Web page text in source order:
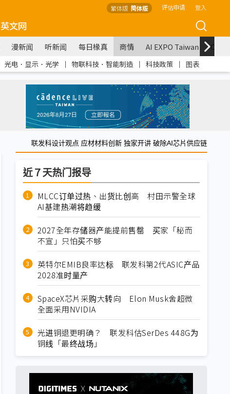
繁体版 简体版 评估申请 登入
英文网
漫新闻 听新闻 每日椽真 商情 AI EXPO Taiwan
光电．显示．光学 ｜ 物联科技．智能制造 ｜ 科技政策 ｜ 图表
联发科设计观点 应材材料创新 独家开讲 破除AI芯片供应链
近７天热门报导
MLCC订单过热、出货比创高 村田示警全球
AI基建热潮将趋缓
2027全年存储器产能提前售罄 买家「秘而
不宣」只怕买不够
英特尔EMIB良率达标 联发科第2代ASIC产品
2028准时量产
SpaceX芯片采购大转向 Elon Musk舍超微
全面采用NVIDIA
光进铜退更明确？ 联发科估SerDes 448G为
铜线「最终战场」